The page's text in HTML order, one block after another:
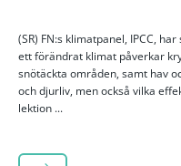
(SR) FN:s klimatpanel, IPCC,
ett förändrat klimat påverkar
snötäckta områden, samt hav
och djurliv, men också vilka
lektion ...